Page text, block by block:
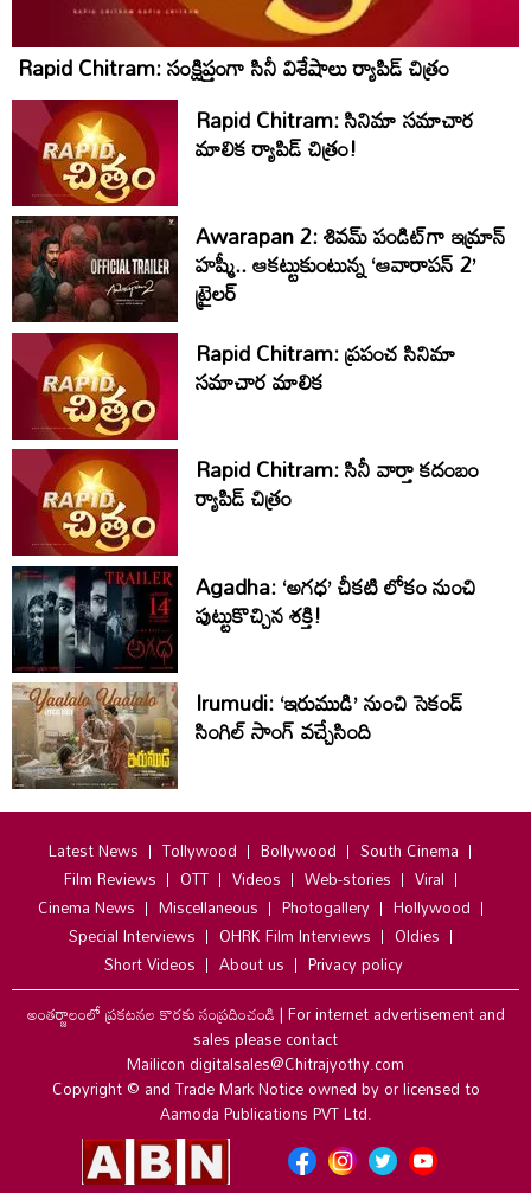
Rapid Chitram: సంక్షిప్తంగా సినీ విశేషాలు ర్యాపిడ్ చిత్రం
Rapid Chitram: సినిమా సమాచార
మాలిక ర్యాపిడ్ చిత్రం!
Awarapan 2: శివమ్ పండిట్‌గా ఇమ్రాన్
హష్మీ.. ఆకట్టుకుంటున్న ‘ఆవారాపన్ 2’
ట్రైలర్
Rapid Chitram: ప్రపంచ సినిమా
సమాచార మాలిక
Rapid Chitram: సినీ వార్తా కదంబం
ర్యాపిడ్ చిత్రం
Agadha: ‘అగధ’ చీకటి లోకం నుంచి
పుట్టుకొచ్చిన శక్తి!
Irumudi: ‘ఇరుముడి’ నుంచి సెకండ్
సింగిల్ సాంగ్ వచ్చేసింది
Latest News Tollywood Bollywood
South Cinema
Film Reviews
OTT Videos Web-stories
Viral
Cinema News
Miscellaneous Photogallery
Hollywood
Special Interviews
OHRK Film Interviews
Oldies
Short Videos
About us
Privacy policy
అంతర్జాలంలో ప్రకటనల కొరకు సంప్రదించండి|For internet advertisement and
sales please contact
Mailicon digitalsales@Chitrajyothy.com
Copyright © and Trade Mark Notice owned by or licensed to
Aamoda Publications PVT Ltd.